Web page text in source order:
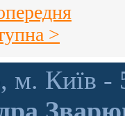
>
м. Київ